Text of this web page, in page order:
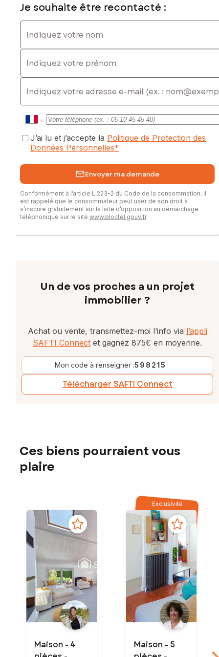
Je souhaite être recontacté :
Indiquez votre nom
Indiquez votre prénom
E-mail
J’ai lu et j’accepte la Politique de Protection des
Données Personnelles*
Envoyer ma demande
Conformément à l’article L.223-2 du Code de la consommation, il
est rappelé que le consommateur peut user de son droit à
s’inscrire gratuitement sur la liste d’opposition au démarchage
téléphonique sur le site www.bloctel.gouv.fr.
Un de vos proches a un projet
immobilier ?
Achat ou vente, transmettez-moi l’info via l’appli
SAFTI Connect et gagnez 875€ en moyenne.
Mon code à renseigner :598215
Télécharger SAFTI Connect
Ces biens pourraient vous
plaire
Maison - 4
Exclusivité
Maison - 5